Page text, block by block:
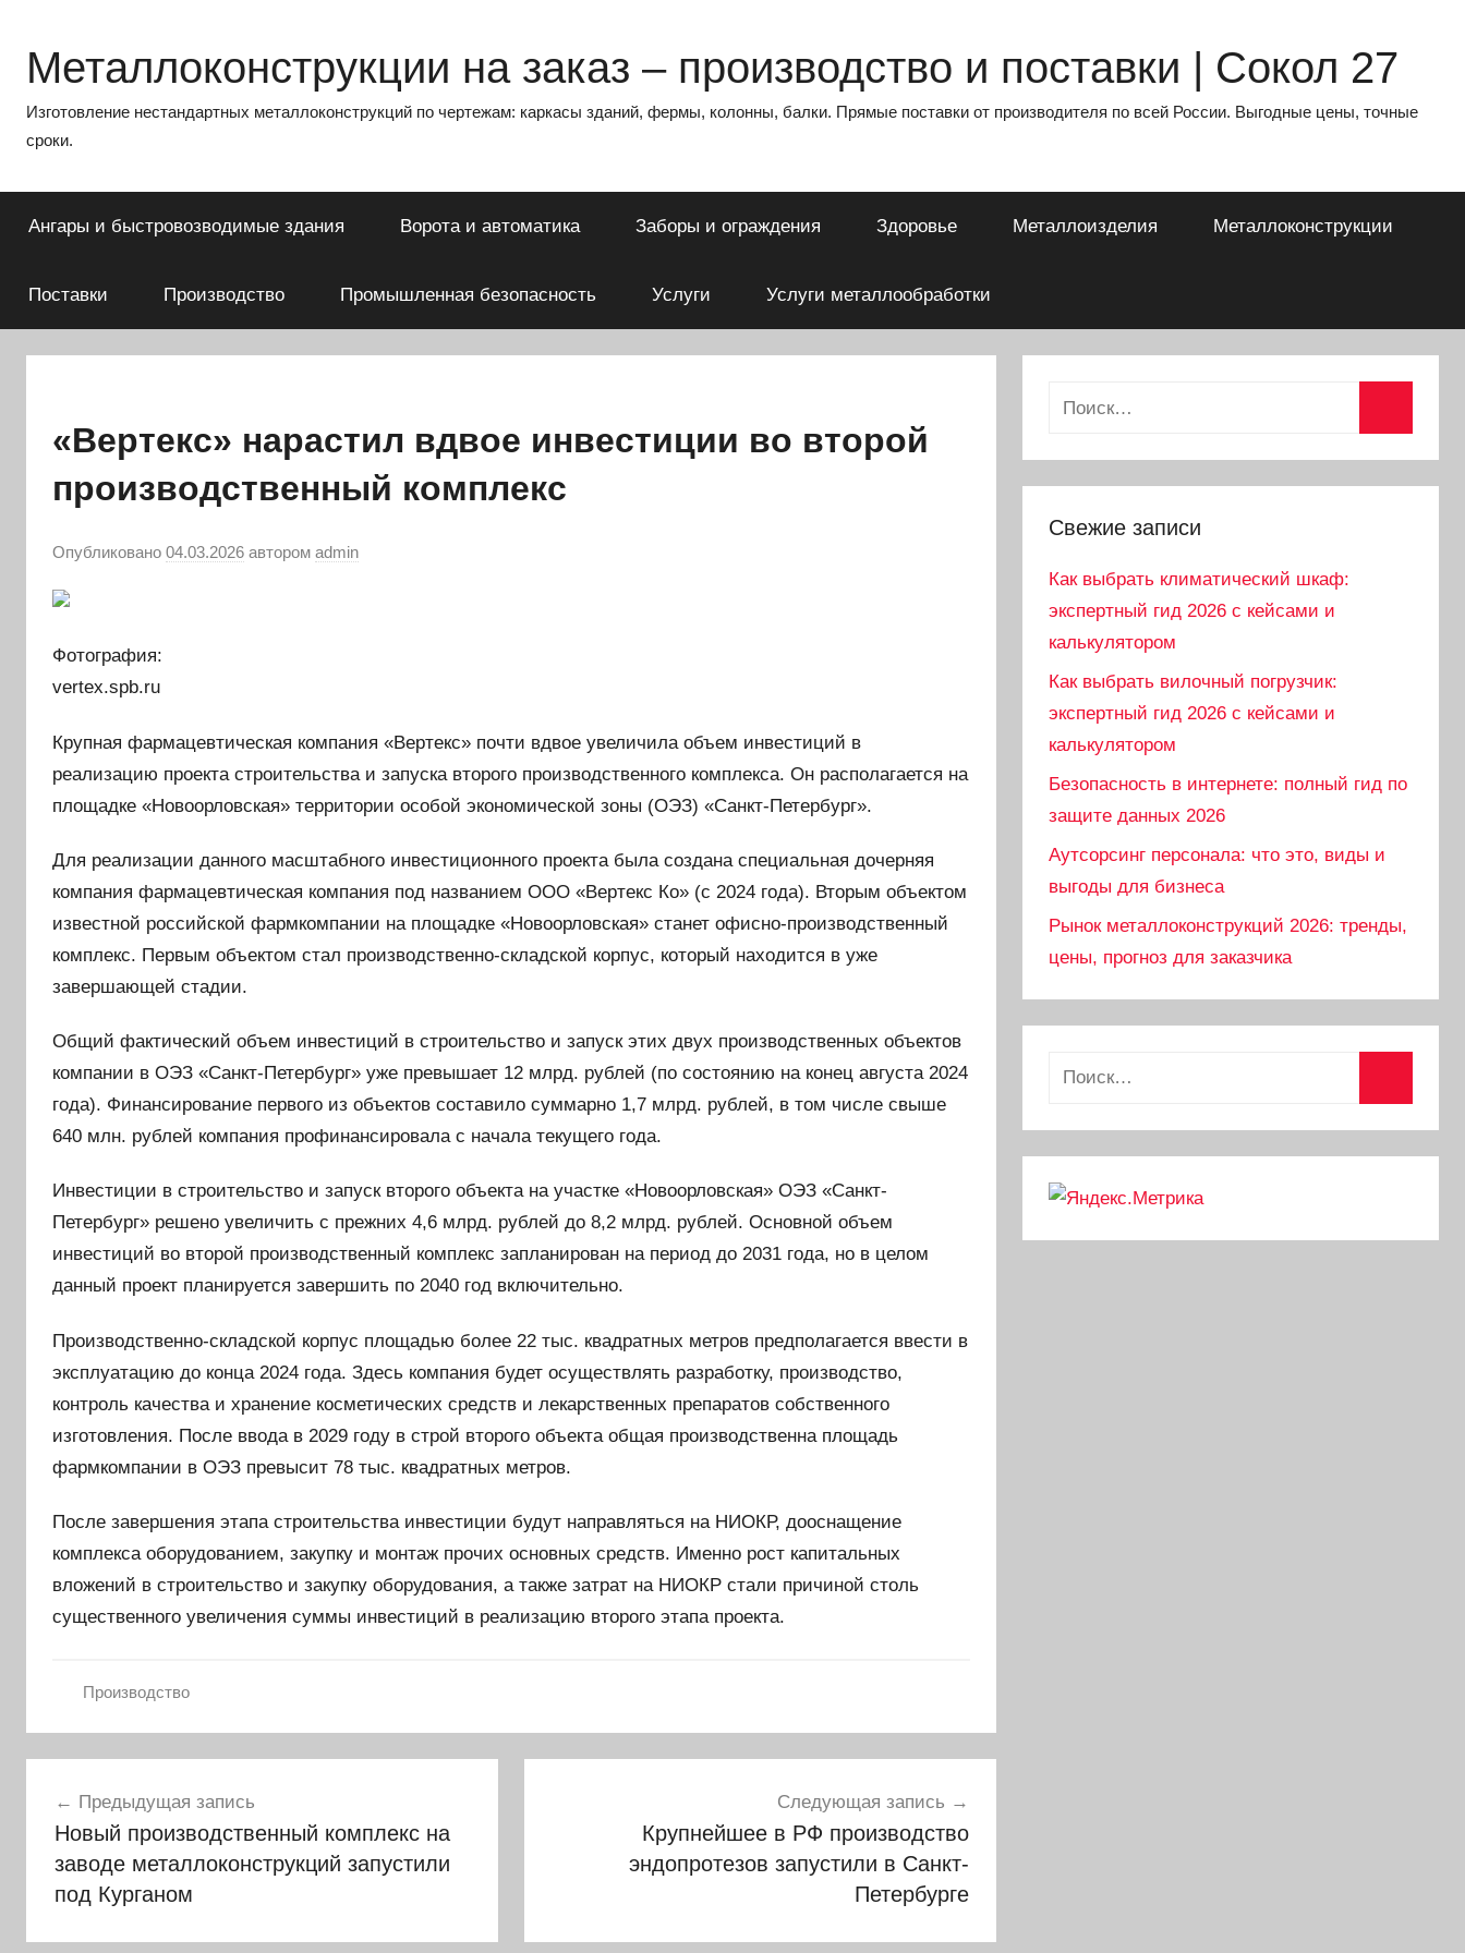
содержимому
Металлоконструкции на заказ – производство и поставки | Сокол 27
Изготовление нестандартных металлоконструкций по чертежам: каркасы зданий, фермы, колонны, балки. Прямые поставки от производителя по всей России. Выгодные цены, точные
сроки.
Ангары и быстровозводимые здания Ворота и автоматика Заборы и ограждения Здоровье Металлоизделия Металлоконструкции
Поставки Производство Промышленная безопасность Услуги Услуги металлообработки
«Вертекс» нарастил вдвое инвестиции во второй
производственный комплекс
Опубликовано 04.03.2026 автором admin
Фотография:
vertex.spb.ru
Крупная фармацевтическая компания «Вертекс» почти вдвое увеличила объем инвестиций в
реализацию проекта строительства и запуска второго производственного комплекса. Он располагается на
площадке «Новоорловская» территории особой экономической зоны (ОЭЗ) «Санкт-Петербург».
Для реализации данного масштабного инвестиционного проекта была создана специальная дочерняя
компания фармацевтическая компания под названием ООО «Вертекс Ко» (с 2024 года). Вторым объектом
известной российской фармкомпании на площадке «Новоорловская» станет офисно-производственный
комплекс. Первым объектом стал производственно-складской корпус, который находится в уже
завершающей стадии.
Общий фактический объем инвестиций в строительство и запуск этих двух производственных объектов
компании в ОЭЗ «Санкт-Петербург» уже превышает 12 млрд. рублей (по состоянию на конец августа 2024
года). Финансирование первого из объектов составило суммарно 1,7 млрд. рублей, в том числе свыше
640 млн. рублей компания профинансировала с начала текущего года.
Инвестиции в строительство и запуск второго объекта на участке «Новоорловская» ОЭЗ «Санкт-
Петербург» решено увеличить с прежних 4,6 млрд. рублей до 8,2 млрд. рублей. Основной объем
инвестиций во второй производственный комплекс запланирован на период до 2031 года, но в целом
данный проект планируется завершить по 2040 год включительно.
Производственно-складской корпус площадью более 22 тыс. квадратных метров предполагается ввести в
эксплуатацию до конца 2024 года. Здесь компания будет осуществлять разработку, производство,
контроль качества и хранение косметических средств и лекарственных препаратов собственного
изготовления. После ввода в 2029 году в строй второго объекта общая производственна площадь
фармкомпании в ОЭЗ превысит 78 тыс. квадратных метров.
После завершения этапа строительства инвестиции будут направляться на НИОКР, дооснащение
комплекса оборудованием, закупку и монтаж прочих основных средств. Именно рост капитальных
вложений в строительство и закупку оборудования, а также затрат на НИОКР стали причиной столь
существенного увеличения суммы инвестиций в реализацию второго этапа проекта.
Производство
по
записям
Предыдущая запись
Новый производственный комплекс на
заводе металлоконструкций запустили
под Курганом
Следующая запись
Крупнейшее в РФ производство
эндопротезов запустили в Санкт-
Петербурге
Найти:
Свежие записи
Как выбрать климатический шкаф:
экспертный гид 2026 с кейсами и
калькулятором
Как выбрать вилочный погрузчик:
экспертный гид 2026 с кейсами и
калькулятором
Безопасность в интернете: полный гид по
защите данных 2026
Аутсорсинг персонала: что это, виды и
выгоды для бизнеса
Рынок металлоконструкций 2026: тренды,
цены, прогноз для заказчика
Найти: